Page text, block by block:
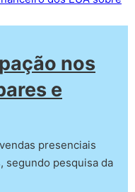
nos
e
presenciais
segundo pesquisa da